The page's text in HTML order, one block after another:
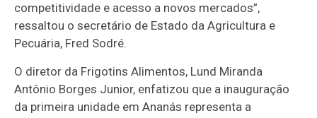
competitividade e acesso a novos mercados”,
ressaltou o secretário de Estado da Agricultura e
Pecuária, Fred Sodré.
O diretor da Frigotins Alimentos, Lund Miranda
Antônio Borges Junior, enfatizou que a inauguração
da primeira unidade em Ananás representa a